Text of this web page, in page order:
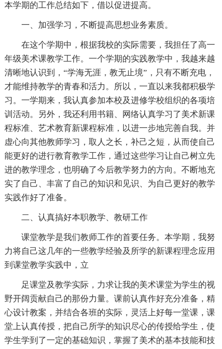
本学期的工作总结如下，借以促进提高。
一、加强学习，不断提高思想业务素质。
在这个学期中，根据我校的实际需要，我担任了高一
年级美术课教学工作。一个学期的实践教学中，我越来越
清晰地认识到，“学海无涯，教无止境”，只有不断充电，
才能维持教学的青春和活力。所以，一直以来我都积极学
习。一学期来，我认真参加本校及进修学校组织的各项培
训活动。另外，我还利用书籍、网络认真学习了美术新课
程标准、艺术教育新课程标准，以进一步地完善自我。并
虚心向其他教师学习，取人之长，补己之短，从而使自己
能更好的进行教育教学工作，通过这些学习让自己树立先
进的教学理念，也明确了今后教学努力的方向。不断地充
实了自己、丰富了自己的知识和见识、为自己更好的教学
实践作好了准备。
二、认真搞好本职教学、教研工作
课堂教学是我们教师工作的首要任务。本学期，我努
力将自己这几年的一些教学经验及所学的新课程理念应用
到课堂教学实践中，立
足课堂及教学实际，力求让我的美术课堂为学生的视
野开阔贡献自己的那份力量。课前认真作好充分准备，精
心设计教案，并结合各班的实际，灵活上好每一堂课，课
堂上认真传授，把自己所学的知识尽心的传授给学生，使
学生学到了一定的基础知识，掌握了美术的基本技能和技